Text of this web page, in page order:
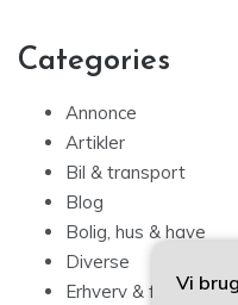
Categories
Annonce
Artikler
Bil & transport
Blog
Bolig, hus & have
Diverse
Erhverv & forbrug
Vi